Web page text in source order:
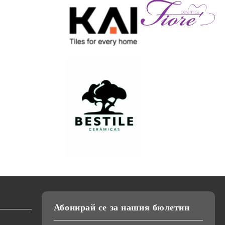
Абонирай се за нашия бюлетин